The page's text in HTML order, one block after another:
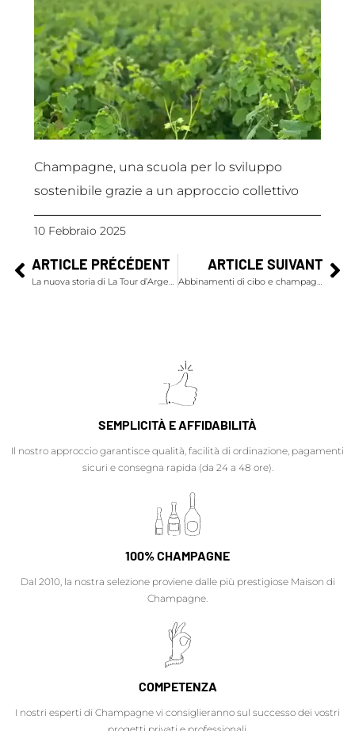
Champagne, una scuola per lo sviluppo
sostenibile grazie a un approccio collettivo
10 Febbraio 2025
ARTICLE PRÉCÉDENT ARTICLE SUIVANT
SEMPLICITÀ E AFFIDABILITÀ
Il nostro approccio garantisce qualità, facilità di ordinazione, pagamenti
sicuri e consegna rapida (da 24 a 48 ore).
100% CHAMPAGNE
Dal 2010, la nostra selezione proviene dalle più prestigiose Maison di
Champagne.
COMPETENZA
I nostri esperti di Champagne vi consiglieranno sul successo dei vostri